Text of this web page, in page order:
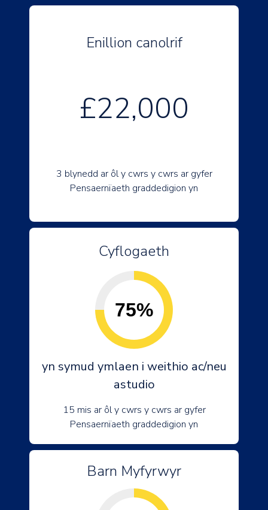
Enillion canolrif
£22,000
3 blynedd ar ôl y cwrs y cwrs ar gyfer
Pensaernïaeth graddedigion yn
Cyflogaeth
75%
yn symud ymlaen i weithio ac/neu
astudio
15 mis ar ôl y cwrs y cwrs ar gyfer
Pensaernïaeth graddedigion yn
Barn Myfyrwyr